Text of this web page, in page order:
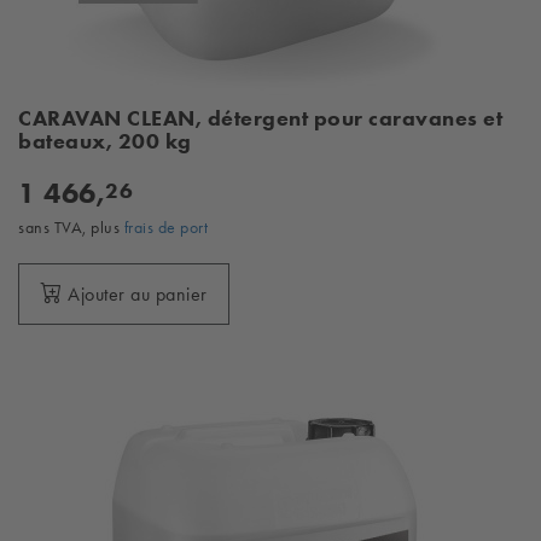
CARAVAN CLEAN, détergent pour caravanes et
bateaux, 200 kg
1 466,26
sans TVA, plus frais de port
Ajouter au panier